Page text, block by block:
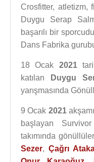
Crosfitter, atletizm,
Duygu Serap
başarılı bir
Dans Fabrika
18 Ocak 2021
katılan
Duygu
yarışmasında
9 Ocak 2021
başlayan
takımında
Sezer, Çağrı